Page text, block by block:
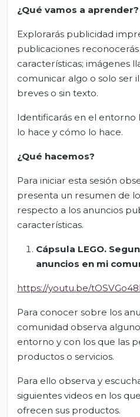
¿Qué vamos a aprender?
Explorarás publicidad
publicaciones reconocerás
características; imágenes
comunicar algo o solo ser
breves o sin texto.
Identificarás en el entorno
lo hace y cómo lo hace.
¿Qué hacemos?
Para iniciar esta sesión
presenta un resumen de
respecto a los anuncios
características.
Cápsula LEGO.
anuncios en mi
https://youtu.be/
Para conocer sobre los
comunidad observa
entorno y con los que las
productos o servicios.
Para ello observa y
siguientes videos en los
ofrecen sus productos.